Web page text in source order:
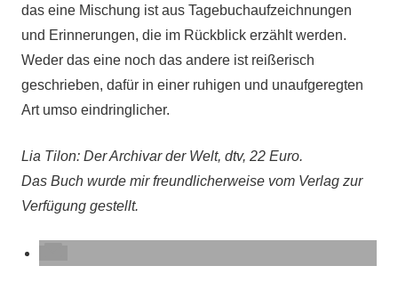
das eine Mischung ist aus Tagebuchaufzeichnungen
und Erinnerungen, die im Rückblick erzählt werden.
Weder das eine noch das andere ist reißerisch
geschrieben, dafür in einer ruhigen und unaufgeregten
Art umso eindringlicher.
Lia Tilon: Der Archivar der Welt, dtv, 22 Euro.
Das Buch wurde mir freundlicherweise vom Verlag zur
Verfügung gestellt.